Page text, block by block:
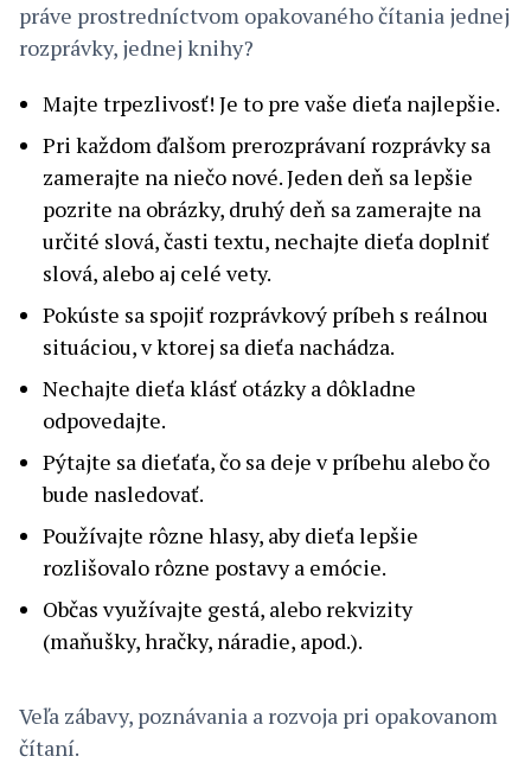
práve prostredníctvom opakovaného čítania jednej
rozprávky, jednej knihy?
Majte trpezlivosť! Je to pre vaše dieťa najlepšie.
Pri každom ďalšom prerozprávaní rozprávky sa
zamerajte na niečo nové. Jeden deň sa lepšie
pozrite na obrázky, druhý deň sa zamerajte na
určité slová, časti textu, nechajte dieťa doplniť
slová, alebo aj celé vety.
Pokúste sa spojiť rozprávkový príbeh s reálnou
situáciou, v ktorej sa dieťa nachádza.
Nechajte dieťa klásť otázky a dôkladne
odpovedajte.
Pýtajte sa dieťaťa, čo sa deje v príbehu alebo čo
bude nasledovať.
Používajte rôzne hlasy, aby dieťa lepšie
rozlišovalo rôzne postavy a emócie.
Občas využívajte gestá, alebo rekvizity
(maňušky, hračky, náradie, apod.).
Veľa zábavy, poznávania a rozvoja pri opakovanom
čítaní.